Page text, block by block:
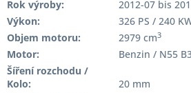
Rok výroby:
2012-07 bis
Výkon:
326 PS / 240
Objem motoru:
2979 cm3
Motor:
Benzin / N55
Šíření rozchodu /
Kolo:
20 mm